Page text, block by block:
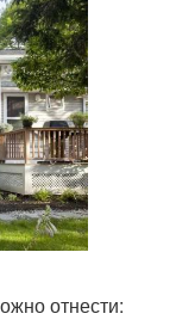
отнести: